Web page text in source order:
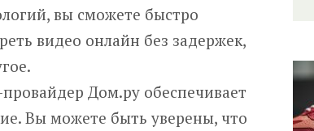
вы сможете быстро
видео онлайн без задержек,
Дом.ру обеспечивает
Вы можете быть уверены, что